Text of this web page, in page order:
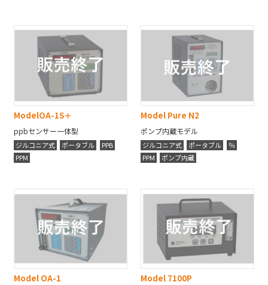
ModelOA-1S＋
ppbセンサー一体型
ジルコニア式 ポータブル
PPB
PPM
Model Pure N2
ポンプ内蔵モデル
ジルコニア式 ポータブル
％
PPM
ポンプ内蔵
Model OA-1 Model 7100P